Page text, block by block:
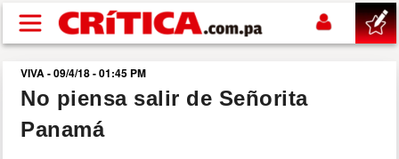
Pasar al contenido principal
buscar
SUCESOS
VIVA - 09/4/18 - 01:45 PM
No piensa salir de Señorita
Panamá